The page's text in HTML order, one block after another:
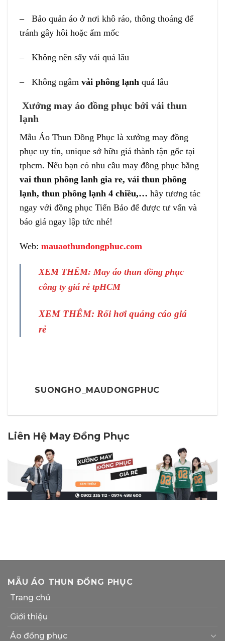
– Bảo quản áo ở nơi khô ráo, thông thoáng để
tránh gây hôi hoặc ẩm mốc
– Không nên sấy vải quá lâu
– Không ngâm vải phông lạnh quá lâu
Xưởng may áo đồng phục bởi vải thun
lạnh
Mẫu Áo Thun Đồng Phục là xưởng may đồng
phục uy tín, unique sở hữu giá thành tận gốc tại
tphcm. Nếu bạn có nhu cầu may đồng phục bằng
vai thun phông lanh gia re, vải thun phông
lạnh, thun phông lạnh 4 chiều,… hãy tương tác
ngay với đồng phục Tiến Bảo để được tư vấn và
báo giá ngay lập tức nhé!
Web: mauaothundongphuc.com
XEM THÊM: May áo thun đồng phục
công ty giá rẻ tpHCM
XEM THÊM: Rối hơi quảng cáo giá
rẻ
SUONGHO_MAUDONGPHUC
Liên Hệ May Đồng Phục
MẪU ÁO THUN ĐỒNG PHỤC
Trang chủ
Giới thiệu
Áo đồng phục